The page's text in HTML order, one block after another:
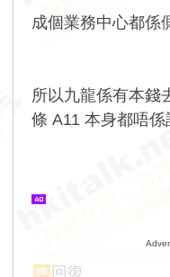
成個業務中心都係
所以九龍係有本錢
條 A11 本身都唔
回復